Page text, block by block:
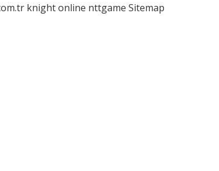
knight online nttgame Sitemap